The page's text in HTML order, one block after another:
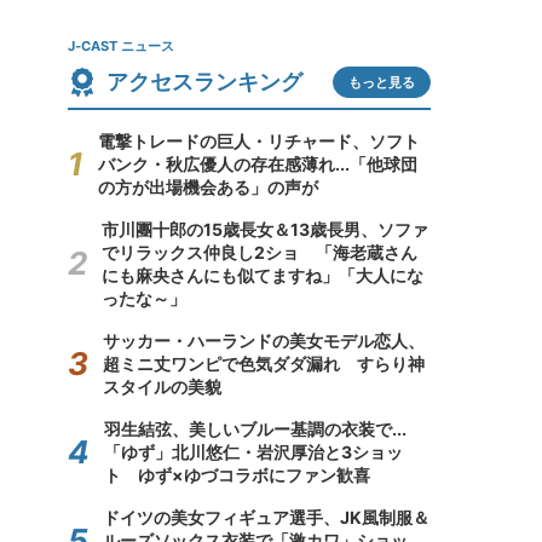
J-CAST ニュース
アクセスランキング もっと見る
電撃トレードの巨人・リチャード、ソフト
バンク・秋広優人の存在感薄れ...「他球団
の方が出場機会ある」の声が
市川團十郎の15歳長女＆13歳長男、ソファ
でリラックス仲良し2ショ 「海老蔵さん
にも麻央さんにも似てますね」「大人にな
ったな～」
サッカー・ハーランドの美女モデル恋人、
超ミニ丈ワンピで色気ダダ漏れ すらり神
スタイルの美貌
羽生結弦、美しいブルー基調の衣装で...
「ゆず」北川悠仁・岩沢厚治と3ショッ
ト ゆず×ゆづコラボにファン歓喜
ドイツの美女フィギュア選手、JK風制服＆